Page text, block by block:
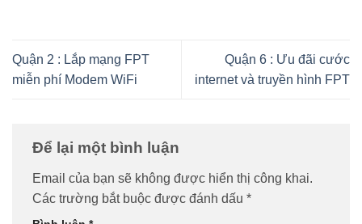
Quận 2 : Lắp mạng FPT
miễn phí Modem WiFi
Quận 6 : Ưu đãi cước
internet và truyền hình FPT
Để lại một bình luận
Email của bạn sẽ không được hiển thị công khai.
Các trường bắt buộc được đánh dấu *